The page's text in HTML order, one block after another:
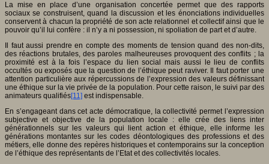
La mise en place d’une organisation concertée permet que des rapports
sociaux se construisent, quand la discussion et les énonciations individuelles
conservent à chacun la propriété de son acte relationnel et collectif ainsi que le
pouvoir qu’il lui confère : il n’y a ni possession, ni spoliation de part et d’autre.
Il faut aussi prendre en compte des moments de tension quand des non-dits,
des réactions brutales, des paroles malheureuses provoquent des conflits ; la
proximité est à la fois l’espace du lien social mais aussi le lieu de conflits
occultés ou exposés que la question de l’éthique peut raviver. Il faut porter une
attention particulière aux répercussions de l’expression des valeurs définissant
une éthique sur la vie privée de la population. Pour cette raison, le suivi par des
animateurs qualifiés[11] est indispensable.
En s’engageant dans cet acte démocratique, la collectivité permet l’expression
subjective et objective de la population locale : elle crée des liens inter
générationnels sur les valeurs qui lient action et éthique, elle informe les
générations montantes sur les codes déontologiques des professions et des
métiers, elle donne des repères historiques et contemporains sur la conception
de l’éthique des représentants de l’Etat et des collectivités locales.